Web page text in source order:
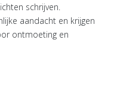
schrijven.
aandacht en krijgen
ontmoeting en